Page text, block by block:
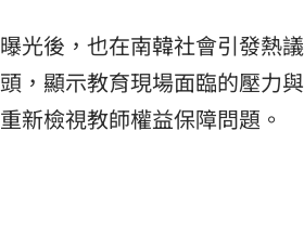
光後，也在南韓社會引發熱
，顯示教育現場面臨的壓力
新檢視教師權益保障問題。